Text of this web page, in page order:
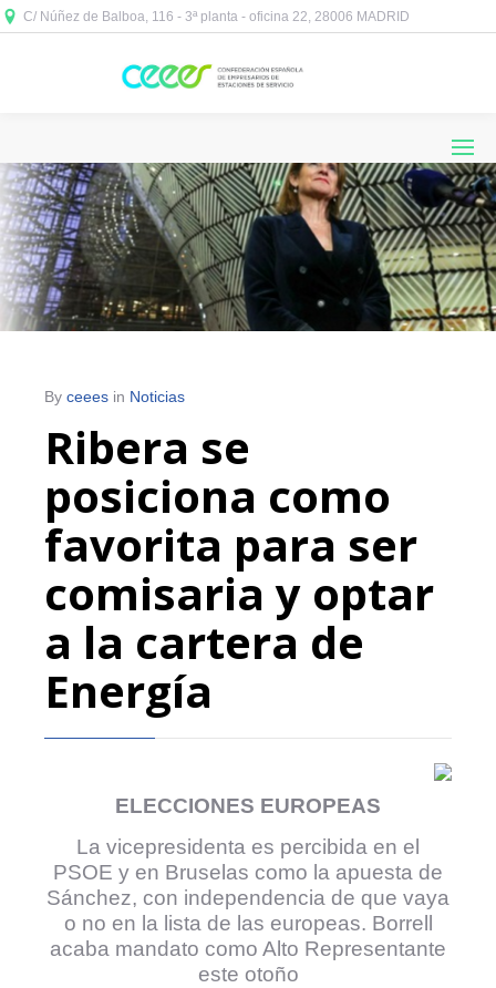
C/ Núñez de Balboa, 116 - 3ª planta - oficina 22, 28006 MADRID
By ceees in Noticias
Ribera se
posiciona como
favorita para ser
comisaria y optar
a la cartera de
Energía
ELECCIONES EUROPEAS
La vicepresidenta es percibida en el
PSOE y en Bruselas como la apuesta de
Sánchez, con independencia de que vaya
o no en la lista de las europeas. Borrell
acaba mandato como Alto Representante
este otoño